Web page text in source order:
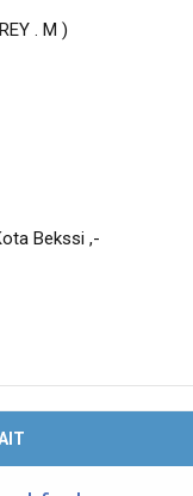
. M )
Bekssi ,-